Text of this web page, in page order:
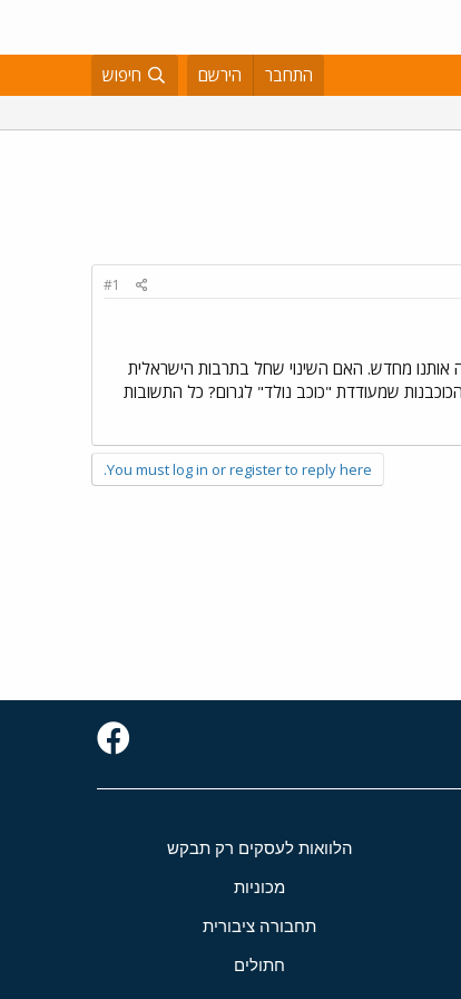
התחבר הירשם חיפוש
#1
אותנו מחדש. האם השינוי שחל בתרבות הישראלית
שמעודדת "כוכב נולד" לגרום? כל התשובות
You must log in or register to reply here.
הלוואות לעסקים רק תבקש
מכוניות
תחבורה ציבורית
חתולים